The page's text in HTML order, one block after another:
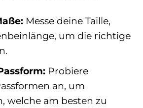
Messe deine Taille,
um die richtige
Probiere
an, um
welche am besten zu